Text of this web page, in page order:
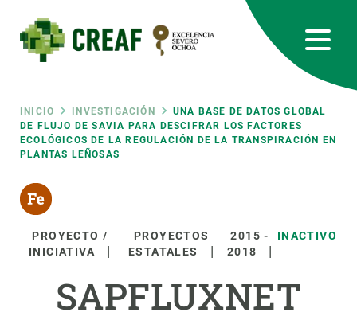
contenido
principal
Ruta
de
navegación
INICIO INVESTIGACIÓN
UNA BASE DE DATOS GLOBAL
DE FLUJO DE SAVIA PARA DESCIFRAR LOS FACTORES
ECOLÓGICOS DE LA REGULACIÓN DE LA TRANSPIRACIÓN EN
PLANTAS LEÑOSAS
PROYECTO /
INICIATIVA
PROYECTOS
ESTATALES
2015 -
2018
INACTIVO
SAPFLUXNET
RRSS
Featured
responsive
INTRANET
Responsive
menu
SOBRE NOSOTROS